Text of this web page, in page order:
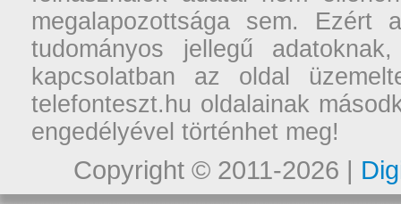
megalapozottsága sem. Ezért
tudományos jellegű
kapcsolatban az oldal
telefonteszt.hu oldalainak
engedélyével történhet meg!
Copyright © 2011-2026 |